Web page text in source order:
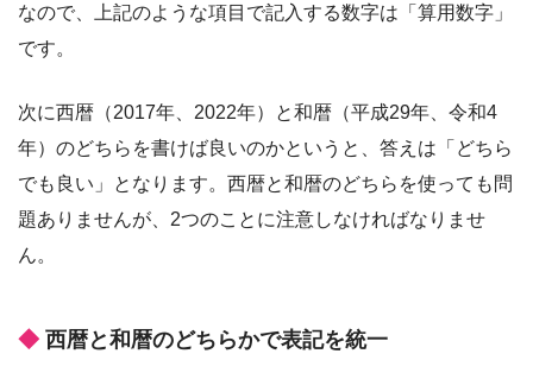
なので、上記のような項目で記入する数字は「算用数字」
です。
次に西暦（2017年、2022年）と和暦（平成29年、令和4
年）のどちらを書けば良いのかというと、答えは「どちら
でも良い」となります。西暦と和暦のどちらを使っても問
題ありませんが、2つのことに注意しなければなりませ
ん。
西暦と和暦のどちらかで表記を統一